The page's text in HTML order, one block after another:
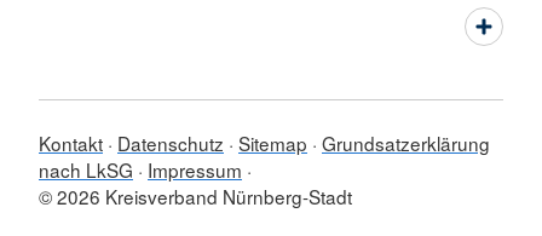
Kontakt Datenschutz Sitemap Grundsatzerklärung
nach LkSG
Impressum
© 2026 Kreisverband Nürnberg-Stadt